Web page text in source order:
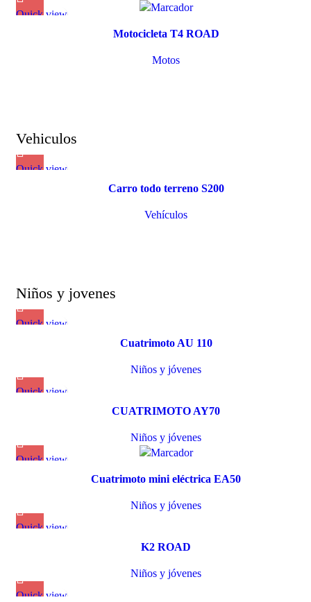
Quick view
Motocicleta T4 ROAD
Motos
Vehiculos
Quick view
Carro todo terreno S200
Vehículos
Niños y jovenes
Quick view
Cuatrimoto AU 110
Niños y jóvenes
Quick view
CUATRIMOTO AY70
Niños y jóvenes
Quick view
Cuatrimoto mini eléctrica EA50
Niños y jóvenes
Quick view
K2 ROAD
Niños y jóvenes
Quick view